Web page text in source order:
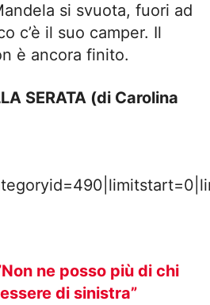
si svuota, fuori ad
c’è il suo camper. Il
è ancora finito.
SERATA (di Carolina
ne posso più di chi
di sinistra”